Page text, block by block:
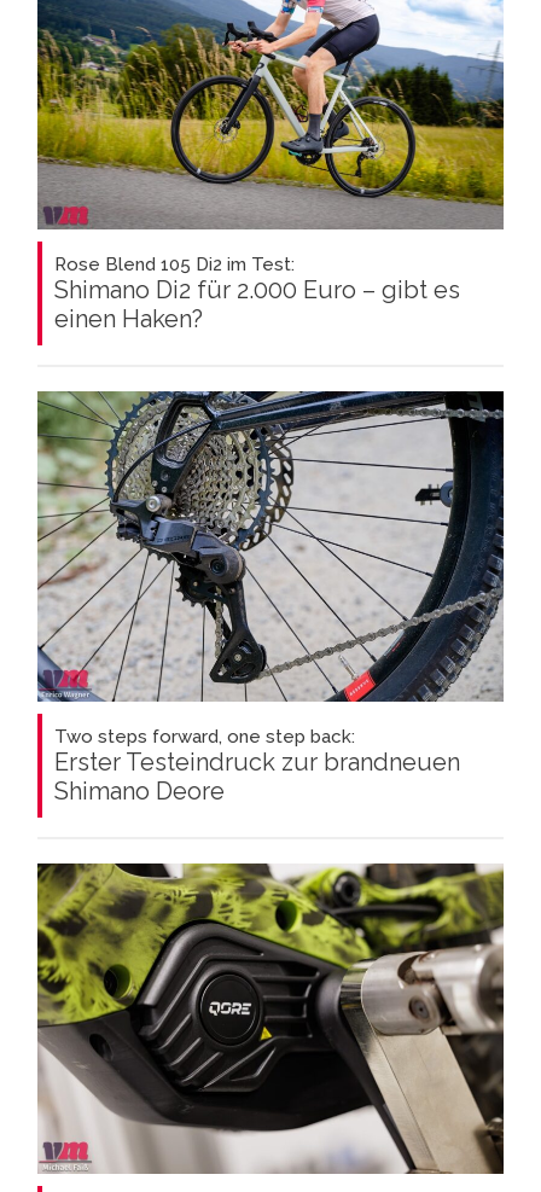
Rose Blend 105 Di2 im Test:
Shimano Di2 für 2.000 Euro – gibt es
einen Haken?
Two steps forward, one step back:
Erster Testeindruck zur brandneuen
Shimano Deore